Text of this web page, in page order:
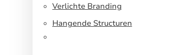
Verlichte Branding
Hangende Structuren